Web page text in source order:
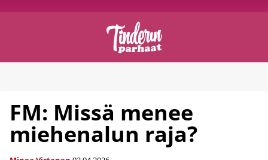
FM: Missä menee
miehenalun raja?